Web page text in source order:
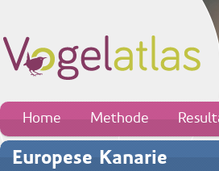
Home Methode
Europese Kanarie